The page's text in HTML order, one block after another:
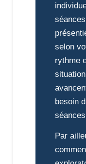
selon
rythme
besoin
Par